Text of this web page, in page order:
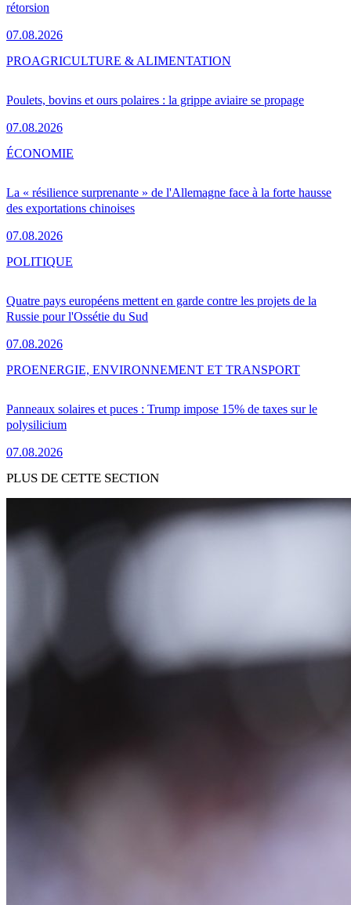
rétorsion
07.08.2026
Poulets, bovins et ours polaires : la grippe aviaire se propage
07.08.2026
PROAGRICULTURE & ALIMENTATION
La « résilience surprenante » de l'Allemagne face à la forte hausse
des exportations chinoises
07.08.2026
ÉCONOMIE
Quatre pays européens mettent en garde contre les projets de la
Russie pour l'Ossétie du Sud
07.08.2026
POLITIQUE
Panneaux solaires et puces : Trump impose 15% de taxes sur le
polysilicium
07.08.2026
PROENERGIE, ENVIRONNEMENT ET TRANSPORT
PLUS DE CETTE SECTION